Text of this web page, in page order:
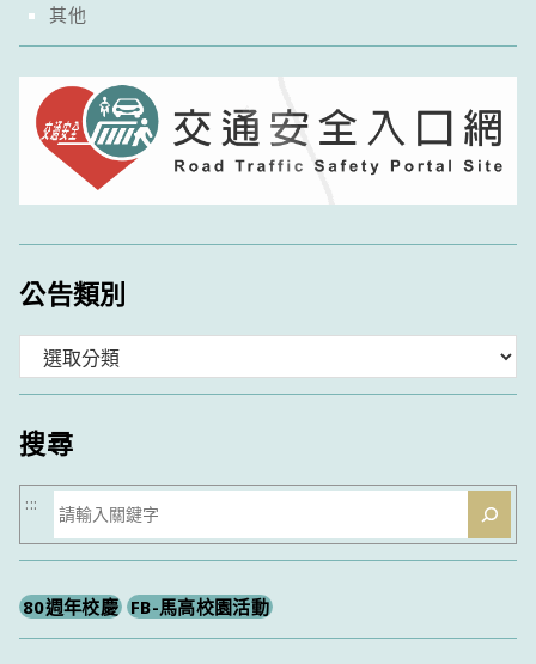
其他
公告類別
類
搜尋
搜
尋
:::
80週年校慶 FB-馬高校園活動